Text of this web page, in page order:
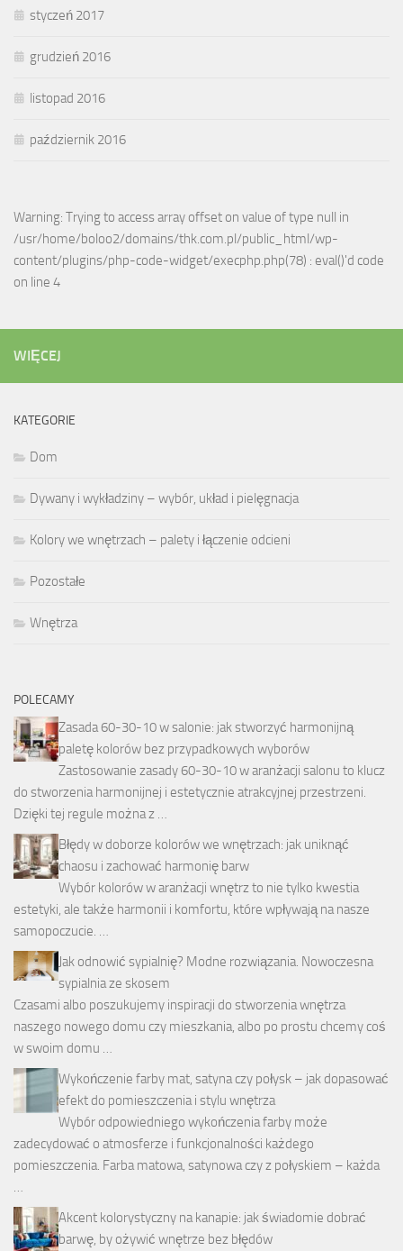
styczeń 2017
grudzień 2016
listopad 2016
październik 2016
Warning: Trying to access array offset on value of type null in
/usr/home/boloo2/domains/thk.com.pl/public_html/wp-
content/plugins/php-code-widget/execphp.php(78) : eval()'d code
on line 4
WIĘCEJ
KATEGORIE
Dom
Dywany i wykładziny – wybór, układ i pielęgnacja
Kolory we wnętrzach – palety i łączenie odcieni
Pozostałe
Wnętrza
POLECAMY
Zasada 60-30-10 w salonie: jak stworzyć harmonijną
paletę kolorów bez przypadkowych wyborów
Zastosowanie zasady 60-30-10 w aranżacji salonu to klucz
do stworzenia harmonijnej i estetycznie atrakcyjnej przestrzeni.
Dzięki tej regule można z …
Błędy w doborze kolorów we wnętrzach: jak uniknąć
chaosu i zachować harmonię barw
Wybór kolorów w aranżacji wnętrz to nie tylko kwestia
estetyki, ale także harmonii i komfortu, które wpływają na nasze
samopoczucie. …
Jak odnowić sypialnię? Modne rozwiązania. Nowoczesna
sypialnia ze skosem
Czasami albo poszukujemy inspiracji do stworzenia wnętrza
naszego nowego domu czy mieszkania, albo po prostu chcemy coś
w swoim domu …
Wykończenie farby mat, satyna czy połysk – jak dopasować
efekt do pomieszczenia i stylu wnętrza
Wybór odpowiedniego wykończenia farby może
zadecydować o atmosferze i funkcjonalności każdego
pomieszczenia. Farba matowa, satynowa czy z połyskiem – każda
…
Akcent kolorystyczny na kanapie: jak świadomie dobrać
barwę, by ożywić wnętrze bez błędów